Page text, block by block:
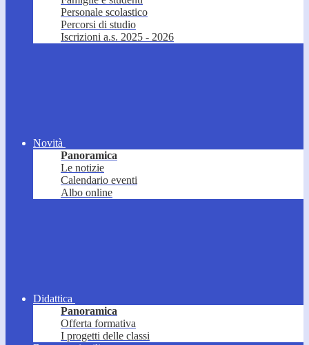
Personale scolastico
Percorsi di studio
Iscrizioni a.s. 2025 - 2026
Novità
Panoramica
Le notizie
Calendario eventi
Albo online
Didattica
Panoramica
Offerta formativa
I progetti delle classi